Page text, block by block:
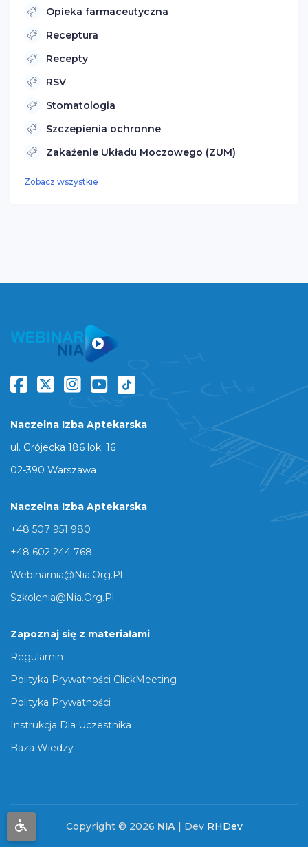
Opieka farmaceutyczna
Receptura
Recepty
RSV
Stomatologia
Szczepienia ochronne
Zakażenie Układu Moczowego (ZUM)
Zobacz wszystkie
Naczelna Izba Aptekarska
ul. Grójecka 186 lok. 16
02-390 Warszawa
Naczelna Izba Aptekarska
+48 507 951 980
+48 602 244 768
Webinarnia@nia.org.pl
Szkolenia@nia.org.pl
Zapoznaj się z materiałami
Regulamin
Polityka Prywatności ClickMeeting
Polityka Prywatności
Instrukcja Dla Uczestnika
Baza Wiedzy
Copyright © 2026 NIA| Dev RHDev